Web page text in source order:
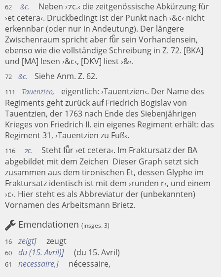
62 &c.
Neben ›⁊c.‹ die zeitgenössische Abkürzung für
›et cetera‹. Druckbedingt ist der Punkt nach ›&c‹ nicht
erkennbar (oder nur in Andeutung). Der längere
Zwischenraum spricht aber fuͤr sein Vorhandensein,
ebenso wie die vollständige Schreibung in Z. 72. [BKA]
und [MA] lesen ›&c‹, [DKV] liest ›&‹.
72 &c. Siehe Anm. Z. 62.
111 Tauenzien,
eigentlich: ›Tauentzien‹. Der Name des
Regiments geht zurück auf Friedrich Bogislav von
Tauentzien, der 1763 nach Ende des Siebenjährigen
Krieges von Friedrich II. ein eigenes Regiment erhält: das
Regiment 31, ›Tauentzien zu Fuß‹.
116 ⁊c.
Steht fuͤr ›et cetera‹. Im Fraktursatz der BA
abgebildet mit dem Zeichen Dieser Graph setzt sich
zusammen aus dem tironischen Et, dessen Glyphe im
Fraktursatz identisch ist mit dem ›runden r‹, und einem
›c‹. Hier steht es als Abbreviatur der (unbekannten)
Vornamen des Arbeitsmann Brietz.
Emendationen (insges. 3)
16 zeigt zeugt
60 du (15. Avril) (du 15. Avril)
61 necessaire, nécessaire,